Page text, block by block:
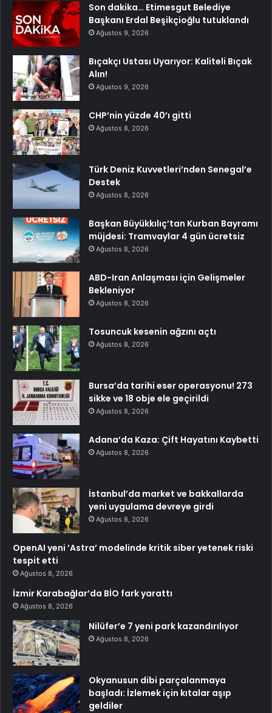
Son dakika… Etimesgut Belediye
Başkanı Erdal Beşikçioğlu tutuklandı
Ağustos 9, 2026
Bıçakçı Ustası Uyarıyor: Kaliteli Bıçak
Alın!
Ağustos 9, 2026
CHP’nin yüzde 40’ı gitti
Ağustos 8, 2026
Türk Deniz Kuvvetleri’nden Senegal’e
Destek
Ağustos 8, 2026
Başkan Büyükkılıç’tan Kurban Bayramı
müjdesi: Tramvaylar 4 gün ücretsiz
Ağustos 8, 2026
ABD-Iran Anlaşması için Gelişmeler
Bekleniyor
Ağustos 8, 2026
Tosuncuk kesenin ağzını açtı
Ağustos 8, 2026
Bursa’da tarihi eser operasyonu! 273
sikke ve 18 obje ele geçirildi
Ağustos 8, 2026
Adana’da Kaza: Çift Hayatını Kaybetti
Ağustos 8, 2026
İstanbul’da market ve bakkallarda
yeni uygulama devreye girdi
Ağustos 8, 2026
OpenAI yeni ’Astra’ modelinde kritik siber yetenek riski
tespit etti
Ağustos 8, 2026
İzmir Karabağlar’da BİO fark yarattı
Ağustos 8, 2026
Nilüfer’e 7 yeni park kazandırılıyor
Ağustos 8, 2026
Okyanusun dibi parçalanmaya
başladı: İzlemek için kıtalar aşıp
geldiler